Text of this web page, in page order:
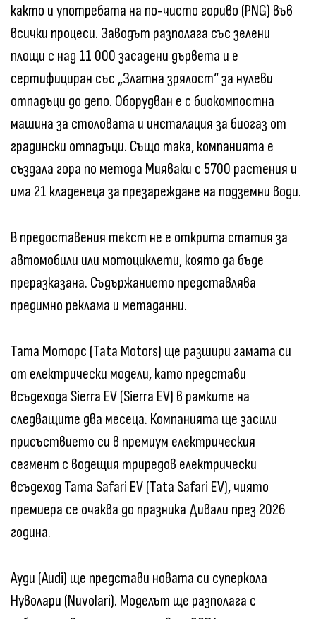
както и употребата на по-чисто гориво (PNG) във
всички процеси. Заводът разполага със зелени
площи с над 11 000 засадени дървета и е
сертифициран със „Златна зрялост“ за нулеви
отпадъци до депо. Оборудван е с биокомпостна
машина за столовата и инсталация за биогаз от
градински отпадъци. Също така, компанията е
създала гора по метода Мияваки с 5700 растения и
има 21 кладенеца за презареждане на подземни води.
В предоставения текст не е открита статия за
автомобили или мотоциклети, която да бъде
преразказана. Съдържанието представлява
предимно реклама и метаданни.
Тата Моторс (Tata Motors) ще разшири гамата си
от електрически модели, като представи
всъдехода Sierra EV (Sierra EV) в рамките на
следващите два месеца. Компанията ще засили
присъствието си в премиум електрическия
сегмент с водещия триредов електрически
всъдеход Тата Safari EV (Tata Safari EV), чиято
премиера се очаква до празника Дивали през 2026
година.
Ауди (Audi) ще представи новата си суперкола
Нуволари (Nuvolari). Моделът ще разполага с